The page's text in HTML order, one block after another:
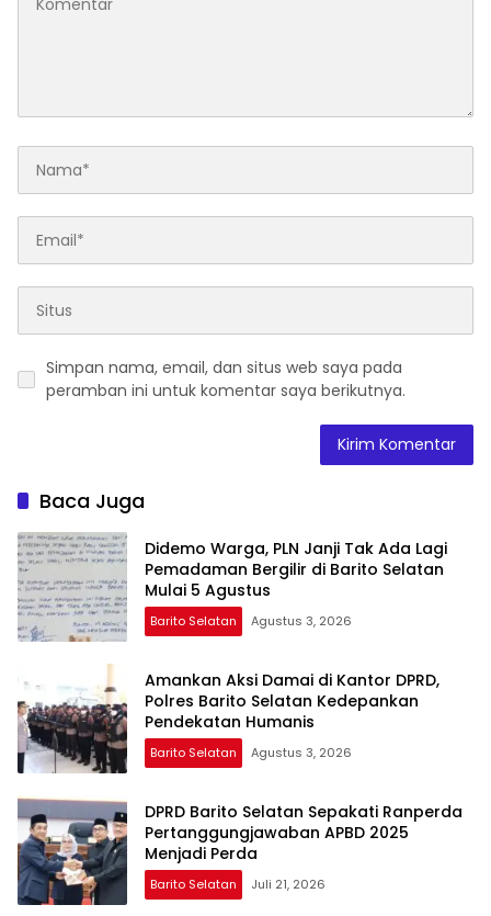
Simpan nama, email, dan situs web saya pada
peramban ini untuk komentar saya berikutnya.
Baca Juga
Didemo Warga, PLN Janji Tak Ada Lagi
Pemadaman Bergilir di Barito Selatan
Mulai 5 Agustus
Barito Selatan Agustus 3, 2026
Amankan Aksi Damai di Kantor DPRD,
Polres Barito Selatan Kedepankan
Pendekatan Humanis
Barito Selatan Agustus 3, 2026
DPRD Barito Selatan Sepakati Ranperda
Pertanggungjawaban APBD 2025
Menjadi Perda
Barito Selatan Juli 21, 2026